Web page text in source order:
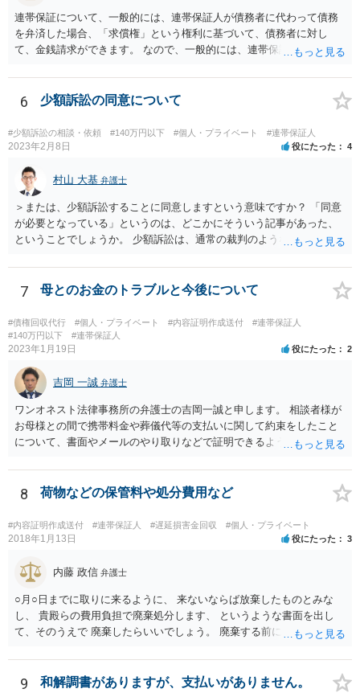
連帯保証について、一般的には、連帯保証人が債務者に代わって債務
を弁済した場合、「求償権」という権利に基づいて、債務者に対し
て、金銭請求ができます。 なので、一般的には、連帯保証人が代わり
者が連帯債務者に支払わなければならない、ということになります。
ご質問の構成の違いを確認されたい意図は分かりかねますが、結論と
と思います。
6 少額訴訟の同意について
#少額訴訟の相談・依頼 #140万円以下 #個人・プライベート #連帯保証人
2023年2月8日 役にたった 4
村山 大基 弁護士
＞または、少額訴訟することに同意しますという意味ですか？ 「同意
が必要となっている」というのは、どこかにそういう記事があった、
ということでしょうか。 少額訴訟は、通常の裁判のようなきちんとし
思います（多分）。 実際の流れとしては、少額訴訟では嫌だ、と被告
が考えた場合、 通常の訴訟でやってほしい、と裁判所に対して書類を
7 母とのお金のトラブルと今後について
#債権回収代行 #個人・プライベート #内容証明作成送付
#連帯保証人
#140万円以下
#連帯保証人
2023年1月19日 役にたった 2
吉岡 一誠 弁護士
ワンオネスト法律事務所の弁護士の吉岡一誠と申します。 相談者様が
お母様との間で携帯料金や葬儀代等の支払いに関して約束をしたこと
について、書面やメールのやり取りなどで証明できるようであれば、
の資力が乏しいとなると、判決が下りても実際に回収することができ
ない可能性があるため、不定期でも少しずつでも返済があるようであ
てもらう方が良いかもしれません。 なお、保証人欄の無断署名の件
は、お母様に注意するしかないですが、お母様が勝手に署名した場合
求が来た場合は支払いを拒否できます。
8 荷物などの保管料や処分費用など
#内容証明作成送付 #連帯保証人 #遅延損害金回収 #個人・プライベート
2018年1月13日 役にたった 3
内藤 政信 弁護士
○月○日までに取りに来るように、 来ないならば放棄したものとみな
し、 貴殿らの費用負担で廃棄処分します、 というような書面を出し
て、そのうえで 廃棄したらいいでしょう。 廃棄する前に、写真をとっ
9 和解調書がありますが、支払いがありません。